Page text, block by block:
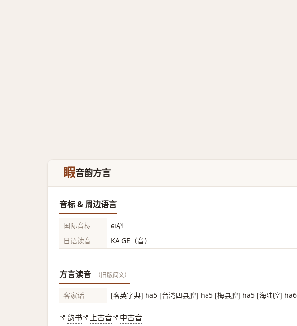
睱音韵方言
音标 & 周边语言
国际音标
ɕiĄ˥˧
日语读音
KA GE（音）
方言读音 （旧版简文）
客家话 [客英字典] ha5 [台湾四县腔] ha5 [梅县腔] ha5 [海陆腔] ha6
韵书 上古音 中古音